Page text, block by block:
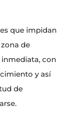
que impidan
de
con
y así
de